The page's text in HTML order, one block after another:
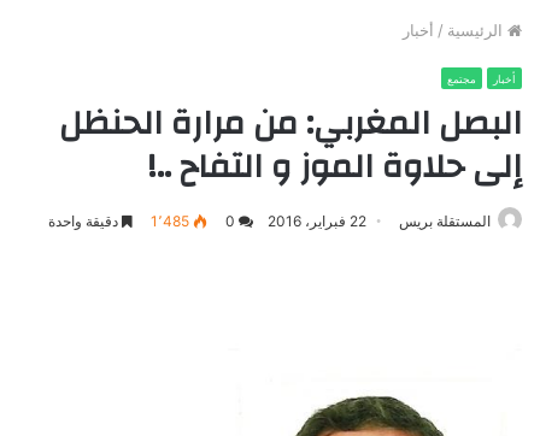
الرئيسية / أخبار
أخبار مجتمع
البصل المغربي: من مرارة الحنظل
إلى حلاوة الموز و التفاح ..!
المستقلة بريس 22 فبراير، 2016 0 1٬485 دقيقة واحدة